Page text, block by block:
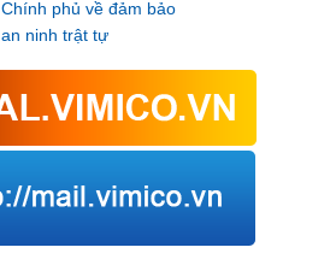
Chính phủ về đảm bảo
an ninh trật tự